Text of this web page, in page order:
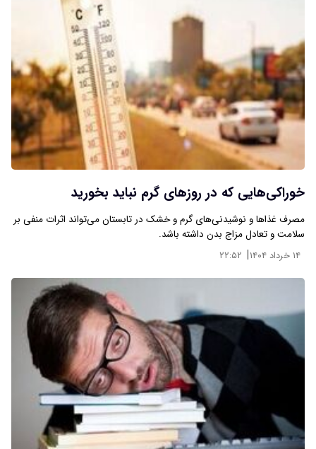
خوراکی‌هایی که در روزهای گرم نباید بخورید
مصرف غذاها و نوشیدنی‌های گرم و خشک در تابستان می‌تواند اثرات منفی بر
سلامت و تعادل مزاج بدن داشته باشد.
۱۴ خرداد ۱۴۰۴ | ۲۲:۵۲